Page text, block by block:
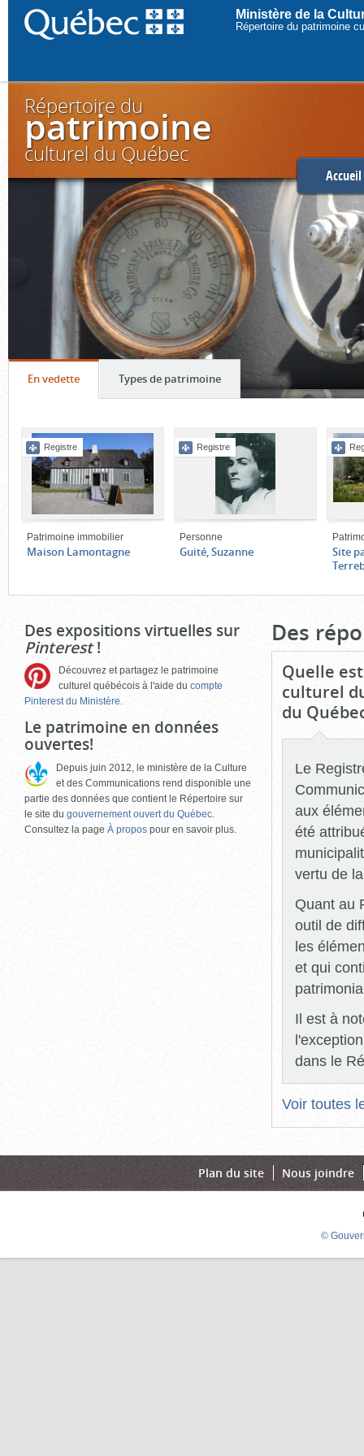
Ministère de la
Répertoire du patrimoine
Répertoire du
patrimoine
culturel du Québec
Accueil
Onglet
En vedette(cliquer
pour
le
contenu)
Onglet
Types de patrimoine(cliquer
pour
le
contenu)
de
l'onglet
vedette
Registre
Patrimoine immobilier
Maison Lamontagne
Registre
Personne
Guité, Suzanne
Site
Fin
d'onglets
Des expositions virtuelles sur
Pinterest!
Découvrez et partagez le patrimoine
culturel québécois à l'aide du compte
Pinterest du Ministère.
Le patrimoine en données
ouvertes!
Depuis juin 2012, le ministère de la Culture
et des Communications rend disponible une
partie des données que contient le Répertoire sur
le site du gouvernement ouvert du Québec.
Consultez la page À propos pour en savoir plus.
Des
Quelle
culturel
du
Le
aux
été
vertu de
Quant au
outil de
les
et qui
Il est à
dans le
Voir toutes
Plan du site Nous joindre
©